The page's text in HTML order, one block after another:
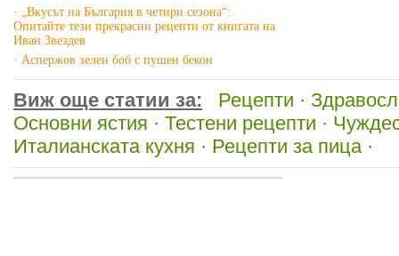
· „Вкусът на България в четири сезона“:
Опитайте тези прекрасни рецепти от книгата на
Иван Звездев
· Аспержов зелен боб с пушен бекон
Виж още статии за: Рецепти ·
Основни ястия · Тестени рецепти ·
Италианската кухня · Рецепти за пица·